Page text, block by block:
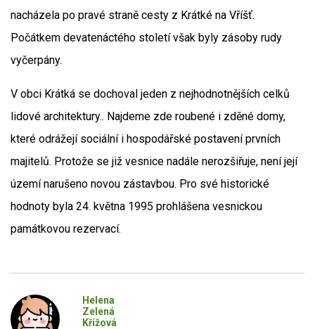
nacházela po pravé straně cesty z Krátké na Vříšť.
Počátkem devatenáctého století však byly zásoby rudy
vyčerpány.
V obci Krátká se dochoval jeden z nejhodnotnějších celků
lidové architektury.. Najdeme zde roubené i zděné domy,
které odrážejí sociální i hospodářské postavení prvních
majitelů. Protože se již vesnice nadále nerozšiřuje, není její
území narušeno novou zástavbou. Pro své historické
hodnoty byla 24. května 1995 prohlášena vesnickou
památkovou rezervací.
Helena
Zelená
Křížová